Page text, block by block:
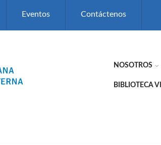
Eventos Contáctenos
NOSOTROS
BIBLIOTECA